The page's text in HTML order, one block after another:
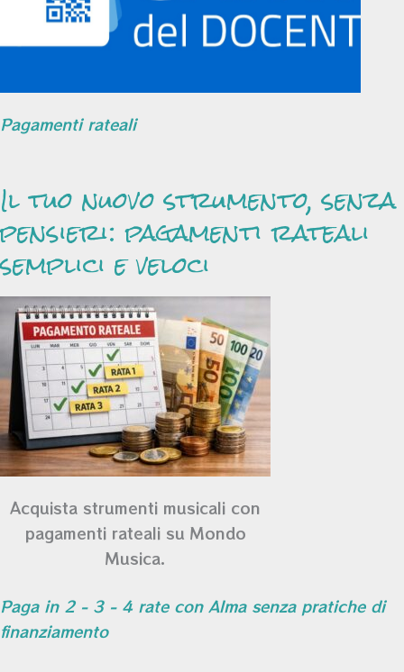
Pagamenti rateali
Il tuo nuovo strumento, senza
pensieri: pagamenti rateali
semplici e veloci
Acquista strumenti musicali con
pagamenti rateali su Mondo
Musica.
Paga in 2 - 3 - 4 rate con Alma senza pratiche di
finanziamento